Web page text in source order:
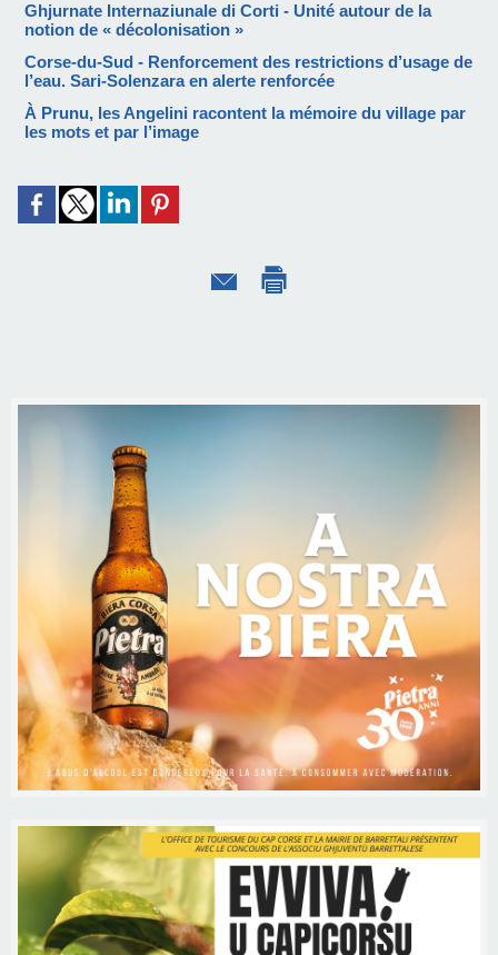
Ghjurnate Internaziunale di Corti - Unité autour de la
notion de « décolonisation »
Corse-du-Sud - Renforcement des restrictions d’usage de
l’eau. Sari-Solenzara en alerte renforcée
À Prunu, les Angelini racontent la mémoire du village par
les mots et par l’image